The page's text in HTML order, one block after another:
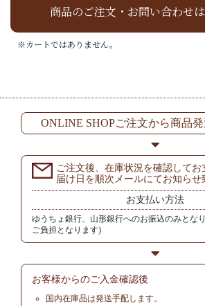
商品のご注文・お問い合わせ
※カートではありません。
ONLINE SHOPご注文から商品
ご注文後、在庫状況を確認してお
届け日を順次メールにてお知らせ
お支払い方法
ゆうちょ銀行、山形銀行へのお振込のみとな
ご負担となります)
お客様からのご入金確認後
国内在庫品は発送手配します。